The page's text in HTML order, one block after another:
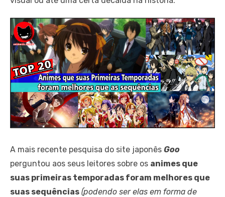
A mais recente pesquisa do site japonês Goo
perguntou aos seus leitores sobre os animes que
suas primeiras temporadas foram melhores que
suas sequências (podendo ser elas em forma de